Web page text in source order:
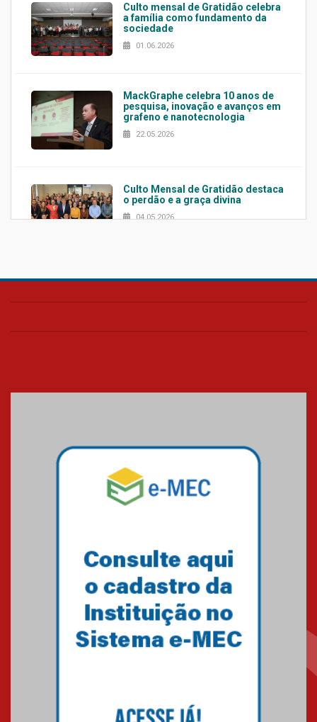
Culto mensal de Gratidão celebra
a família como fundamento da
sociedade
01.06.2026
MackGraphe celebra 10 anos de
pesquisa, inovação e avanços em
grafeno e nanotecnologia
22.05.2026
Culto Mensal de Gratidão destaca
o perdão e a graça divina
04.05.2026
Confira como foi o culto mensal
Mackenzie mobiliza campanha
solidária para apoiar famílias em
Minas Gerais
Primeiro culto do ano ressalta o
27.02.2026